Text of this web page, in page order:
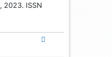
2023. ISSN